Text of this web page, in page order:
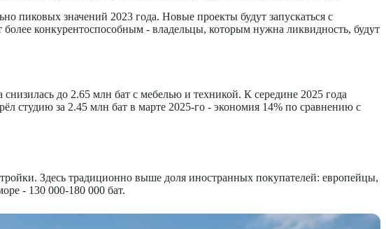
пиковых значений 2023 года. Новые проекты будут запускаться с
конкурентоспособным - владельцы, которым нужна ликвидность, будут
до 2.65 млн бат с мебелью и техникой. К середине 2025 года
студию за 2.45 млн бат в марте 2025-го - экономия 14% по сравнению с
Здесь традиционно выше доля иностранных покупателей: европейцы,
- 130 000-180 000 бат.